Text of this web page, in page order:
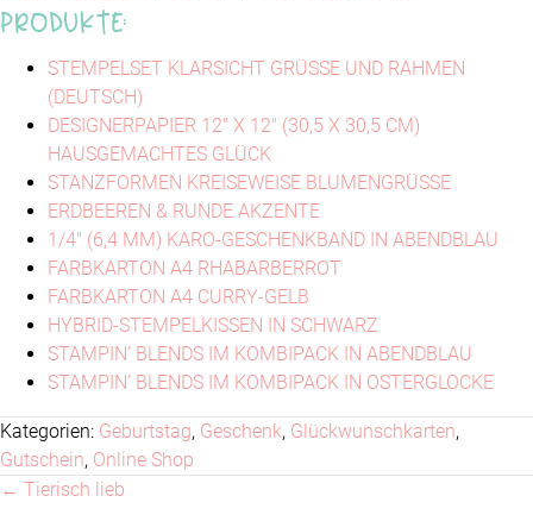
Produkte:
STEMPELSET KLARSICHT GRÜSSE UND RAHMEN
(DEUTSCH)
DESIGNERPAPIER 12" X 12" (30,5 X 30,5 CM)
HAUSGEMACHTES GLÜCK
STANZFORMEN KREISEWEISE BLUMENGRÜSSE
ERDBEEREN & RUNDE AKZENTE
1/4" (6,4 MM) KARO-GESCHENKBAND IN ABENDBLAU
FARBKARTON A4 RHABARBERROT
FARBKARTON A4 CURRY-GELB
HYBRID-STEMPELKISSEN IN SCHWARZ
STAMPIN’ BLENDS IM KOMBIPACK IN ABENDBLAU
STAMPIN’ BLENDS IM KOMBIPACK IN OSTERGLOCKE
Kategorien: Geburtstag, Geschenk, Glückwunschkarten,
Gutschein, Online Shop
Posts
← Tierisch lieb